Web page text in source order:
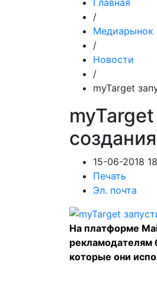
Главная
/
Медиарынок
/
Новости
/
myTarget
15-06-2018
Печать
Эл. почта
На платформе
рекламодателям
которые они